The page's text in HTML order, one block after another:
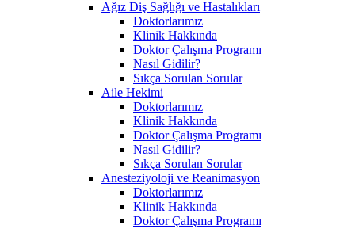
Ağız Diş Sağlığı ve Hastalıkları
Doktorlarımız
Klinik Hakkında
Doktor Çalışma Programı
Nasıl Gidilir?
Sıkça Sorulan Sorular
Aile Hekimi
Doktorlarımız
Klinik Hakkında
Doktor Çalışma Programı
Nasıl Gidilir?
Sıkça Sorulan Sorular
Anesteziyoloji ve Reanimasyon
Doktorlarımız
Klinik Hakkında
Doktor Çalışma Programı